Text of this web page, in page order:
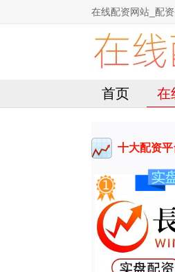
在线配资网站_配
首页 在
十大配资